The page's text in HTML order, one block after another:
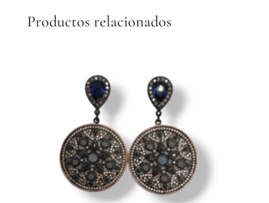
Productos relacionados